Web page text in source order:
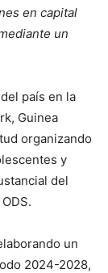
en capital
un
país en la
Guinea
organizando
y
del
un
2024-2028,